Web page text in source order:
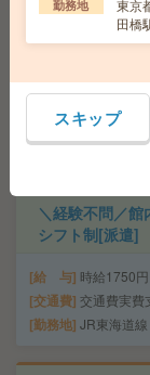
00円～ ■給与の前
交通費支給
勤務地
神奈川県
10分
＼経験不問／
シフト制[派遣]
給 与 時給1750
交通費 交通費実費
勤務地 JR東海道
勤務地
東京
田橋
スキップ